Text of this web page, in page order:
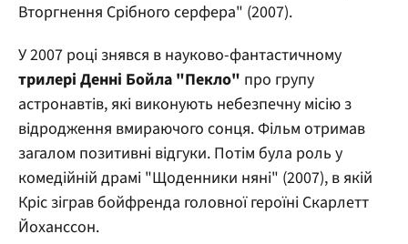
Вторгнення Срібного серфера" (2007).
У 2007 році знявся в науково-фантастичному
трилері Денні Бойла "Пекло" про групу
астронавтів, які виконують небезпечну місію з
відродження вмираючого сонця. Фільм отримав
загалом позитивні відгуки. Потім була роль у
комедійній драмі "Щоденники няні" (2007), в якій
Кріс зіграв бойфренда головної героїні Скарлетт
Йоханссон.